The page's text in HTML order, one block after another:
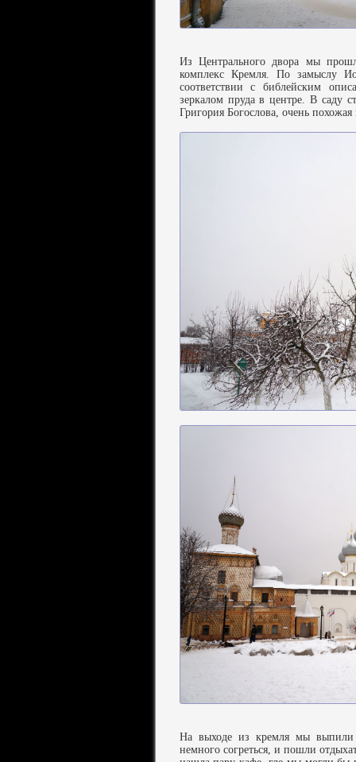
Из Центрального двора мы
комплекс Кремля. По замыслу
соответствии с библейским
зеркалом пруда в центре. В саду
Григория Богослова, очень
На выходе из кремля мы выпили
немного согреться, и пошли